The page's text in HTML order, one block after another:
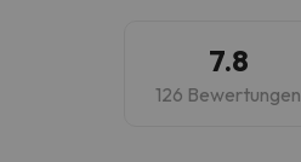
7.8
126 Bewertungen